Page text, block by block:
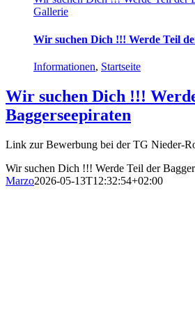
Gallerie
Wir suchen Dich !!! Werde Teil
Informationen, Startseite
Wir suchen Dich !!!
Baggerseepiraten
Link zur Bewerbung bei der TG Nieder-
Wir suchen Dich !!! Werde Teil der
Marzo2026-05-13T12:32:54+02:00